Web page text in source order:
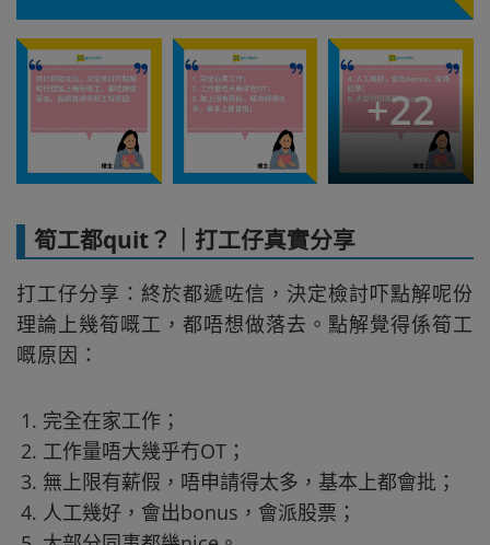
+22
筍工都quit？｜打工仔真實分享
打工仔分享：終於都遞咗信，決定檢討吓點解呢份
理論上幾筍嘅工，都唔想做落去。點解覺得係筍工
嘅原因：
完全在家工作；
工作量唔大幾乎冇OT；
無上限有薪假，唔申請得太多，基本上都會批；
人工幾好，會出bonus，會派股票；